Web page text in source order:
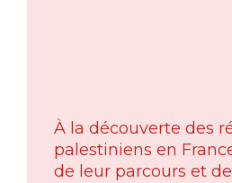
À la découverte des
palestiniens en
de leur parcours et